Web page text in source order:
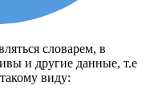
словарем, в
и другие данные, т.е
виду: